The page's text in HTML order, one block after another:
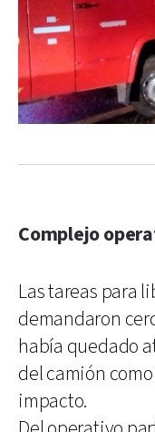
Complejo
Las tareas para
demandaron
había quedado
del camión
impacto.